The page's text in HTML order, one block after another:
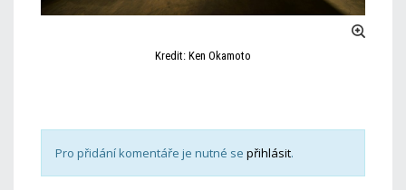
Kredit: Ken Okamoto
Pro přidání komentáře je nutné se přihlásit.